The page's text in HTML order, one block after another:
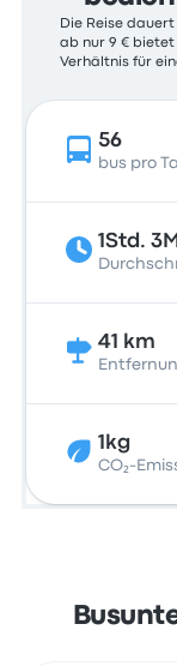
Die Reise
ab nur 9 € bietet
Verhältnis für
56
bus pro
1Std.
41 km
1kg
CO₂-